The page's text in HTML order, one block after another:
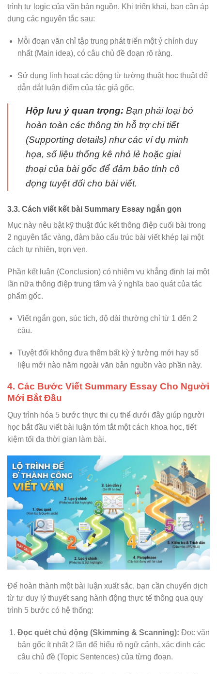
trình tự logic của văn bản nguồn. Khi triển khai, bạn cần áp
dụng các nguyên tắc sau:
Mỗi đoạn văn chỉ tập trung phát triển một ý chính duy
nhất (Main idea), có câu chủ đề đoạn rõ ràng.
Sử dụng linh hoạt các động từ tường thuật học thuật để
dẫn dắt luận điểm của tác giả gốc.
Hộp lưu ý quan trọng: Bạn phải loại bỏ
hoàn toàn các thông tin hỗ trợ chi tiết
(Supporting details) như các ví dụ minh
họa, số liệu thống kê nhỏ lẻ hoặc giai
thoại của bài gốc để đảm bảo tính cô
đọng tuyệt đối cho bài viết.
3.3. Cách viết kết bài Summary Essay ngắn gọn
Mục này nêu bật kỹ thuật đúc kết thông điệp cuối bài trong
2 nguyên tắc vàng, đảm bảo cấu trúc bài viết khép lại một
cách tự nhiên, trọn vẹn.
Phần kết luận (Conclusion) có nhiệm vụ khẳng định lại một
lần nữa thông điệp trung tâm và ý nghĩa bao quát của tác
phẩm gốc.
Viết ngắn gọn, súc tích, độ dài thường chỉ từ 1 đến 2
câu.
Tuyệt đối không đưa thêm bất kỳ ý tưởng mới hay số
liệu mới nào nằm ngoài văn bản nguồn vào phần này.
4. Các Bước Viết Summary Essay Cho Người
Mới Bắt Đầu
Quy trình hóa 5 bước thực thi cụ thể dưới đây giúp người
học bắt đầu viết bài luận tóm tắt một cách khoa học, tiết
kiệm tối đa thời gian làm bài.
Để hoàn thành một bài luận xuất sắc, bạn cần chuyển dịch
từ tư duy lý thuyết sang hành động thực tế thông qua quy
trình 5 bước có hệ thống:
Đọc quét chủ động (Skimming & Scanning): Đọc văn
bản gốc ít nhất 2 lần để hiểu rõ ngữ cảnh, xác định các
câu chủ đề (Topic Sentences) của từng đoạn.